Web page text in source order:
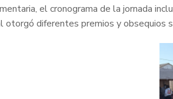
el cronograma de la jornada
otorgó diferentes premios y